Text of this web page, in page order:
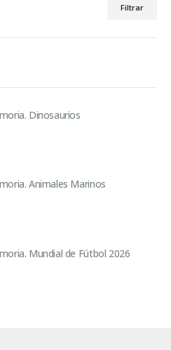
Filtrar
Dinosaurios
Animales Marinos
Mundial de Fútbol 2026